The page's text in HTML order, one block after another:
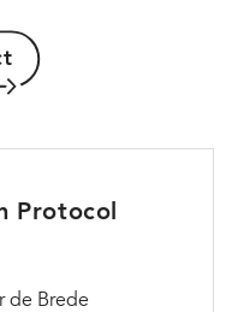
Protocol
de Brede